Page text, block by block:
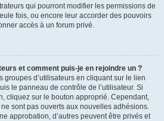
qui pourront modifier les permissions de
fois, ou encore leur accorder des pouvoirs
accès à un forum privé.
et comment puis-je en rejoindre un ?
groupes d’utilisateurs en cliquant sur le lien
le panneau de contrôle de l’utilisateur. Si
cliquez sur le bouton approprié. Cependant,
sont pas ouverts aux nouvelles adhésions.
approbation, d’autres peuvent être privés et